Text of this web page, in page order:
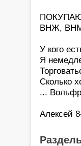
ПОКУПАЮ
ВНЖ,
У кого
Я
Сколько
...
Алексей